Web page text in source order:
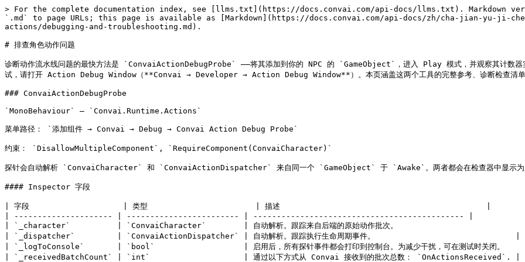
> For the complete documentation index, see [llms.txt](https://docs.convai.com/api-docs/llms.txt). Markdown versions of documentation pages are available by appending `.md` to page URLs; this page is available as [Markdown](https://docs.convai.com/api-docs/zh/cha-jian-yu-ji-cheng/convai-unity-sdk/features/character-actions/debugging-and-troubleshooting.md).

# 排查角色动作问题

诊断动作流水线问题的最快方法是 `ConvaiActionDebugProbe` ——将其添加到你的 NPC 的 `GameObject`，进入 Play 模式，并观察其计数器实时更新。对于后端确认的运行时动作状态、待处理更新确认以及本地补丁测试，请打开 Action Debug Window（**Convai → Developer → Action Debug Window**）。本页涵盖这两个工具的完整参考、诊断检查清单，以及针对每种常见故障模式的完整故障排查表。

### ConvaiActionDebugProbe

`MonoBehaviour` — `Convai.Runtime.Actions`

菜单路径： `添加组件 → Convai → Debug → Convai Action Debug Probe`

约束： `DisallowMultipleComponent`, `RequireComponent(ConvaiCharacter)`

探针会自动解析 `ConvaiCharacter` 和 `ConvaiActionDispatcher` 来自同一个 `GameObject` 于 `Awake`。两者都会在检查器中显示为只读引用字段，用于确认自动解析成功。

#### Inspector 字段

| 字段                    | 类型                       | 描述                                            |
| --------------------- | ------------------------ | --------------------------------------------- |
| `_character`          | `ConvaiCharacter`        | 自动解析。跟踪来自后端的原始动作批次。                           |
| `_dispatcher`         | `ConvaiActionDispatcher` | 自动解析。跟踪执行生命周期事件。                              |
| `_logToConsole`       | `bool`                   | 启用后，所有探针事件都会打印到控制台。为减少干扰，可在测试时关闭。             |
| `_receivedBatchCount` | `int`                    | 通过以下方式从 Convai 接收到的批次总数： `OnActionsReceived`. |
| `_startedStepCount`   | `int`                    | 调度器已开始执行的步骤总数。                                |
| `_succeededStepCount` | `int`                    | 返回以下结果的步骤总数 `成功`.                             |
| `_failedStepCount`    | `int`                    | 返回以下结果的步骤总数 `失败`, `已取消`，或 `超时`.               |
| `_unhandledStepCount` | `int`                    | 返回以下结果的步骤总数 `未处理`.                            |
| `_abortedBatchCount`  | `int`                    | 被以下策略提前中止的批次数总计： `StopBatch` 失败策略。            |
| `_lastReceivedBatch`  | `string` (文本区域)          | 最近一次从 Convai 接收到的批次的 JSON。                    |
| `_lastStepStarted`    | `string` (文本区域)          | 调度器最近开始执行的步骤摘要。                               |
| `_lastStepSucceeded`  | `string` (文本区域)          | 最近一次成功完成的步骤摘要。                                |
| `_lastUnhandledStep`  | `string` (文本区域)          | 最近一次未处理步骤的摘要。                                 |

#### 上下文菜单操作

在检查器中右键单击探针组件标题以访问：

| 命令         | 效果                                                |
| ---------- | ------------------------------------------------- |
| **注入测试批次** | 提交一个 `移动到` 将命令定向到调度器中第一个已注册对象的指令。无需实时对话即可测试完整流水线。 |
| **重置探针状态** | 将所有计数器重置为 `0` 并清空所有文本字段。请在各次测试之间使用，以保持计数器有意义。     |

#### 控制台日志格式

当 `_logToConsole` 启用后，探针会按以下格式写入控制台：

```
[ConvaiActionDebugProbe] 已接收动作批次 #1: [{"name":"Move To","target":"Extinguisher"}]
[ConvaiActionDebugProbe] 调度器批次已开始。
[ConvaiActionDebugProbe] 步骤已开始 #1: cmd='Move To Extinguisher', def='Move To', target=Object:Extinguisher
[ConvaiActionDebugProbe] 步骤成功 #1: cmd='Move To Extinguisher', def='Move To', target=Object:Extinguisher
[ConvaiActionDebugProbe] 调度器批次已完成。
```

对于失败情况：

```
[ConvaiActionDebugProbe] 步骤失败 #1: cmd='Move To Cupboard', def='<unresolved>', target=None:<none>
[ConvaiActionDebugProbe] 调度器批次已中止 #1。
```

### Action Debug Window

`编辑器窗口` — `Convai.Editor.Actions`

菜单路径： `Convai → Developer → Action Debug Window`

一个用于动作流水线的实时检查器：已渲染的后端配置、验证器诊断、本地命令注入，以及运行时调度事件信息流。该窗口会自动解析一个 `ConvaiCharacter`, `ConvaiActionConfigSource`，以及 `ConvaiActionDispatcher` 在当前打开的场景中；使用 **刷新** 以强制重新解析，并使用 **清除** 来重置事件信息流和运行时诊断状态。

#### 已渲染的后端配置

列出每个已编写的 `ConvaiActionDefinition` 来自 `ConvaiActionConfigSource`，以及 `ConvaiActionConfigValidator` 诊断（错误、警告和信息）以及每个动作的生效失败策略——要么是动作级覆盖，要么是调度器的默认 `失败策略`.

#### 运行时动作状态

仅在 Play 模式下可用。离开 Play 模式后，窗口会显示 `进入 Play 模式以检查后端确认的动作状态、待处理补丁和 ACK 元数据。` 运行后，它会显示：

* 会话标签， `已连接，已就绪` 或 `尚未准备好接收运行时动作更新`.
* 一个只读的后端确认快照：当前动作、对象、角色、注意对象、活动定义数量以及可执行目录数量。
* 每个待处理的运行时更新，以及它们的更新 ID、变更类型（`配置`, `注意`，或 `配置 + 注意`），确认状态（`等待 ACK` 或 `已收到 ACK（<status>）`），以及自发送以来经过的秒数。
* 该窗口观察到的最近一次动作更新确认，或 `本窗口未观察到。` 如果尚未到达任何确认。

运行时动作状态由后端确认：在 Convai 返回确认之前，更新会一直保持待处理状态，而成功的确认会按发送顺序提交。错误状态、格式错误或不匹配的确认元数据，或 30 秒超时，都会在不重试的情况下丢弃待处理变更，并且控制台会记录 `[<character name>] 运行时动作变更已丢弃 update_id=<id> reason=<reasonCode>`。断开连接也会丢弃所有待处理变更且不重试，但这是静默进行的——不会记录这条消息。如果确认的 action-generation-strategy 状态为 `requires_reconnect`，控制台还会记录 `[<character name>] 运行时动作更新 ACK 需要重新连接；未执行自动重连（update_id=<id>）` ——SDK 会显示此状态，但不会自动重连。参见 [在运行时更新角色动作](/api-docs/zh/cha-jian-yu-ji-cheng/convai-unity-sdk/features/character-actions/update-actions-at-runtime.md) 以了解完整的确认模型及其底层 `ConvaiActionConfigPatch` API。

#### 运行时补丁合成器

构建并发送一个 `ConvaiActionConfigPatch` 到实时会话中，映射到中描述的省略与空语义。 [在运行时更新角色动作](/api-docs/zh/cha-jian-yu-ji-cheng/convai-unity-sdk/features/character-actions/update-actions-at-runtime.md): `未勾选字段 = 省略/保留。已勾选但无值的字段 = 显式清空。只有在匹配且成功的后端 ACK 之后，状态才会被确认更改。` 切换项涵盖动作替换（每行一个动作）、对象替换、角色替换、嵌套 `action_config` attention，以及一个顶层注意覆盖项，当两者都包含时它会生效。设置 **反应** 以及一个可选的 **更新 ID** ——留空可生成一个 action-debug ID。

| Button  | 效果                                             |
| ------- | ---------------------------------------------- |
| `加载已确认` | 将该角色当前已确认的动作配置加载到草稿中，并勾选所有字段。                  |
| `重置草稿`  | 将草稿清空并恢复为全未勾选状态。                               |
| `预览`    | 在本地验证草稿，并在不发送任何内容的情况下显示预测得到的动作配置。              |
| `发送补丁`  | 发送该补丁。仅在角色已连接（`IsInConversation`）且至少包含一个字段时可用。 |

#### 本地注入与预设

**本地注入** 仿照 `ConvaiActionDebugProbe`的测试注入：输入动作名称和目标/参数，然后选择 **注入** 或 **注入 → 第一个已编写对象** 以直接提交命令到 `ConvaiActionDispatcher`，绕过 Convai。每个已编写动作名称也都会列出一个按钮，方便对第一个已注册对象进行一键注入。

**预设** 当项目注册了一个 `IConvaiActionDebugPresetProvider`时会出现。每个提供者都可以公开一个 **应用 \[provider] 模板** 按钮（仅编辑模式——将生成的 `ConvaiActionDefinition` 条目写入到 `ConvaiActionConfigSource`，在匹配的定义上保留现有的执行器和调度调优字段），并提供命名的注入预设以便一键测试。

#### 运行时信息流

最近 80 个事件的滚动日志：接收的批次、步骤开始/完成、批次中止、注入的命令、应用的模板、排队中的运行时补丁（`运行时补丁已排队`），动作更新确认（`运行时动作 ACK`），以及动作响应过滤器诊断（`动作过滤`）。过滤器诊断条目只报告计数——角色 ID、参与者 ID、接收/接受/拒绝总数以及拒绝原因代码——绝不会包含原始动作载荷，因此在日常调试期间可以安全地保持该信息流启用。

### 诊断检查清单

当动作未执行时，请按顺序使用此检查清单：

{% stepper %}
{% step %}

#### 验证后端正在发送动作

检查 `_receivedBatchCount` 在 Play 模式下说出命令后，检查探针检查器中的计数器。

* **计数器递增** → 后端返回了一个动作批次；继续下一步。
* **计数器保持为 0** → Convai 没有返回动作响应。可能原因：
  * `ConvaiActionConfigSource` 没有动作定义（后端不知道可用动作存在）
  * Convai 后端